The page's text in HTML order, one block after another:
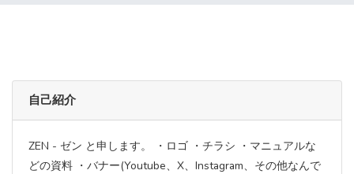
自己紹介
ZEN - ゼン と申します。 ・ロゴ ・チラシ ・マニュアルな
どの資料 ・バナー(Youtube、X、Instagram、その他なんで